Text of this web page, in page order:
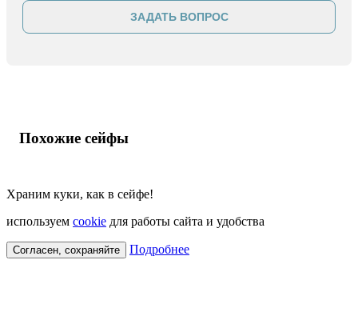
ЗАДАТЬ ВОПРОС
Похожие сейфы
Храним куки, как в сейфе!
используем cookie для работы сайта и удобства
Согласен, сохраняйте Подробнее